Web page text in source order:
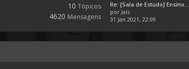
10 Tópicos
4620 Mensagens
Re: [Sala de Estudo] Ensino...
por Jals
31 Jan 2021, 22:09